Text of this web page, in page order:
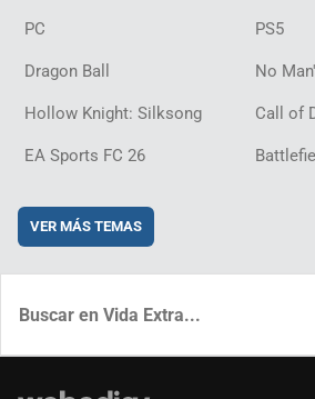
PC PS5
Dragon Ball No
Hollow Knight: Silksong Call of
EA Sports FC 26
VER MÁS TEMAS